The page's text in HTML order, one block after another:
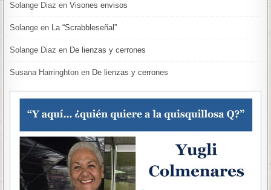
Solange Diaz enVisones envisos
Solange en La “Scrabbleseñal”
Solange Diaz en De lienzas y cerrones
Susana Harringhton en De lienzas y cerrones